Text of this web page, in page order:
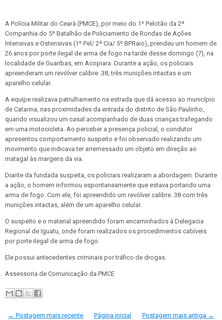
A Polícia Militar do Ceará (PMCE), por meio do 1º Pelotão da 2ª
Companhia do 5º Batalhão de Policiamento de Rondas de Ações
Intensivas e Ostensivas (1º Pel/ 2ª Cia/ 5º BPRaio), prendeu um homem de
26 anos por porte ilegal de arma de fogo na tarde desse domingo (7), na
localidade de Guaribas, em Acopiara. Durante a ação, os policiais
apreenderam um revólver calibre .38, três munições intactas e um
aparelho celular.
A equipe realizava patrulhamento na estrada que dá acesso ao município
de Catarina, nas proximidades da entrada do distrito de São Paulinho,
quando visualizou um casal acompanhado de duas crianças trafegando
em uma motocicleta. Ao perceber a presença policial, o condutor
apresentou comportamento suspeito e foi observado realizando um
movimento que indicava ter arremessado um objeto em direção ao
matagal às margens da via.
Diante da fundada suspeita, os policiais realizaram a abordagem. Durante
a ação, o homem informou espontaneamente que estava portando uma
arma de fogo. Com ele, foi apreendido um revólver calibre .38 com três
munições intactas, além de um aparelho celular.
O suspeito e o material apreendido foram encaminhados à Delegacia
Regional de Iguatu, onde foram realizados os procedimentos cabíveis
por porte ilegal de arma de fogo.
Ele possui antecedentes criminais por tráfico de drogas.
Assessoria de Comunicação da PMCE
← Postagem mais recente Postagem mais antiga →
Página inicial